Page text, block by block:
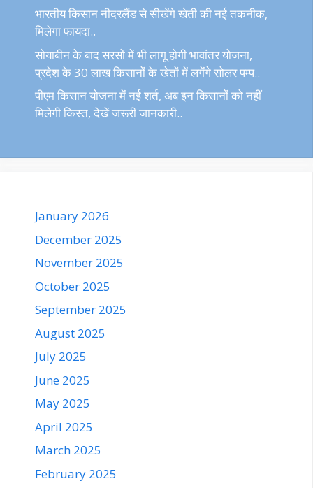
भारतीय किसान नीदरलैंड से सीखेंगे खेती की नई तकनीक,
मिलेगा फायदा..
सोयाबीन के बाद सरसों में भी लागू होगी भावांतर योजना,
प्रदेश के 30 लाख किसानों के खेतों में लगेंगे सोलर पम्प..
पीएम किसान योजना में नई शर्त, अब इन किसानों को नहीं
मिलेगी किस्त, देखें जरूरी जानकारी..
January 2026
December 2025
November 2025
October 2025
September 2025
August 2025
July 2025
June 2025
May 2025
April 2025
March 2025
February 2025